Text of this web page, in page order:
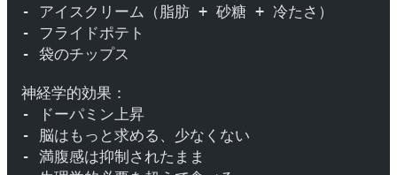
- アイスクリーム（脂肪 + 砂糖 + 冷たさ）
- フライドポテト
- 袋のチップス
神経学的効果：
- ドーパミン上昇
- 脳はもっと求める、少なくない
- 満腹感は抑制されたまま